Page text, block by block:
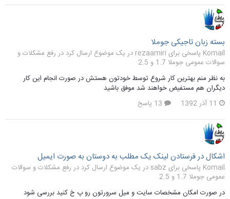
بسته زبان تاجیکی جوملا
Komail پاسخی برای rezaamiri در یک موضوع ارسال کرد در
رفع مشکلات و
سوالات عمومی جوملا 1.7 و 2.5
به نظر منم بهترین کار شروع توسط خودتون هستش در صورت انجام این کار
دیگران هم مستفیض خواهند شد موفق باشید
11 آذر 1392
اشکال در فرستادن لینک یک مطلب به دوستان به صورت ایمیل
Komail پاسخی برای sabz در یک موضوع ارسال کرد در
رفع مشکلات و سوالات
عمومی جوملا 1.7 و 2.5
در صورت امکان مشخصات سایت و میل سرورتون رو پ خ کنید بررسی شود